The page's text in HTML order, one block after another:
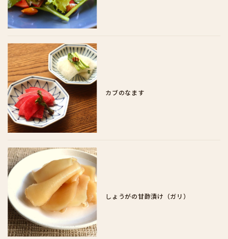
カブのなます
しょうがの甘酢漬け（ガリ）